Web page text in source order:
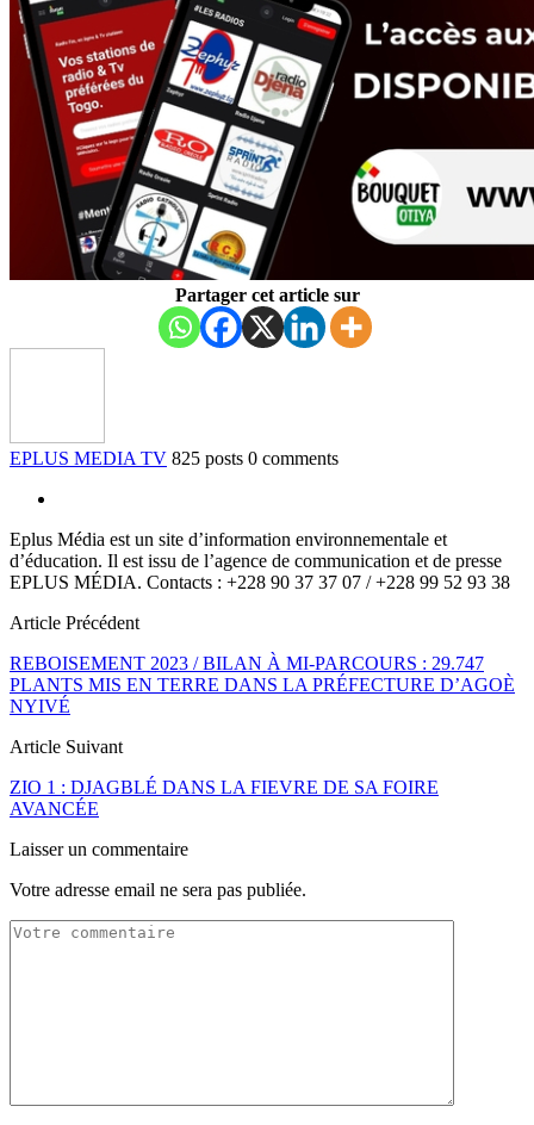
Partager cet article sur
EPLUS MEDIA TV 825 posts 0 comments
Eplus Média est un site d’information environnementale et
d’éducation. Il est issu de l’agence de communication et de presse
EPLUS MÉDIA. Contacts : +228 90 37 37 07 / +228 99 52 93 38
Article Précédent
REBOISEMENT 2023 / BILAN À MI-PARCOURS : 29.747
PLANTS MIS EN TERRE DANS LA PRÉFECTURE D’AGOÈ
NYIVÉ
Article Suivant
ZIO 1 : DJAGBLÉ DANS LA FIEVRE DE SA FOIRE
AVANCÉE
Laisser un commentaire
Votre adresse email ne sera pas publiée.